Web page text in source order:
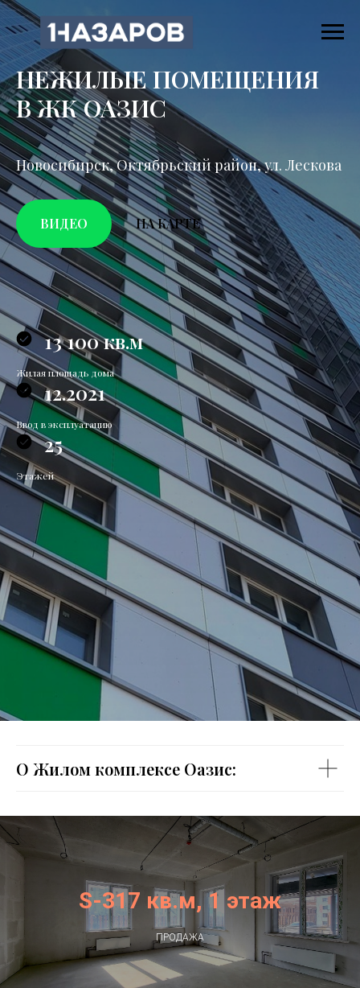
НЕЖИЛЫЕ ПОМЕЩЕНИЯ
В ЖК ОАЗИС
Новосибирск, Октябрьский район, ул. Лескова
ВИДЕО НА КАРТЕ
13 100 кв.м
Жилая площадь дома
12.2021
Ввод в эксплуатацию
25
Этажей
О Жилом комплексе Оазис:
S-317 кв.м, 1 этаж
ПРОДАЖА